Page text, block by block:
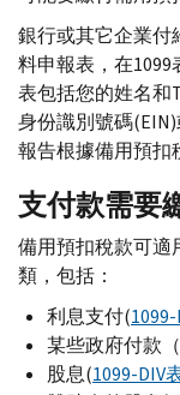
銀行或其它企業付
料申報表，在
表包括您的姓名和
身份識別號碼(EIN
報告根據備用預扣
支付款需要
備用預扣稅款可適
類，包括：
利息支付(1099-
某些政府付款（
股息(1099-DIV